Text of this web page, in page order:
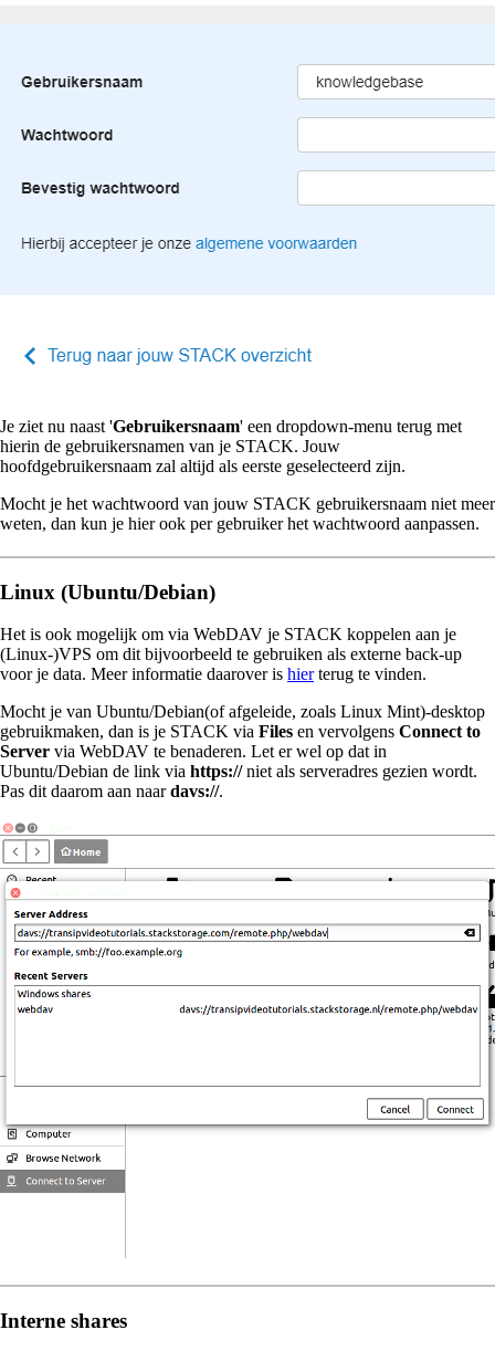
Je ziet nu naast 'Gebruikersnaam' een dropdown-menu terug met
hierin de gebruikersnamen van je STACK. Jouw
hoofdgebruikersnaam zal altijd als eerste geselecteerd zijn.
Mocht je het wachtwoord van jouw STACK gebruikersnaam niet meer
weten, dan kun je hier ook per gebruiker het wachtwoord aanpassen.
Linux (Ubuntu/Debian)
Het is ook mogelijk om via WebDAV je STACK koppelen aan je
(Linux-)VPS om dit bijvoorbeeld te gebruiken als externe back-up
voor je data. Meer informatie daarover is hierterug te vinden.
Mocht je van Ubuntu/Debian(of afgeleide, zoals Linux Mint)-desktop
gebruikmaken, dan is je STACK via Files en vervolgens Connect to
Server via WebDAV te benaderen. Let er wel op dat in
Ubuntu/Debian de link via https://niet als serveradres gezien wordt.
Pas dit daarom aan naardavs://.
Interne shares